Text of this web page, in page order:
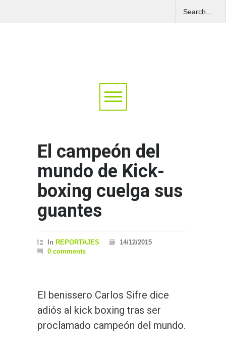
El campeón del
mundo de Kick-
boxing cuelga sus
guantes
In REPORTAJES
14/12/2015
0 comments
El benissero Carlos Sifre dice
adiós al kick boxing tras ser
proclamado campeón del mundo.